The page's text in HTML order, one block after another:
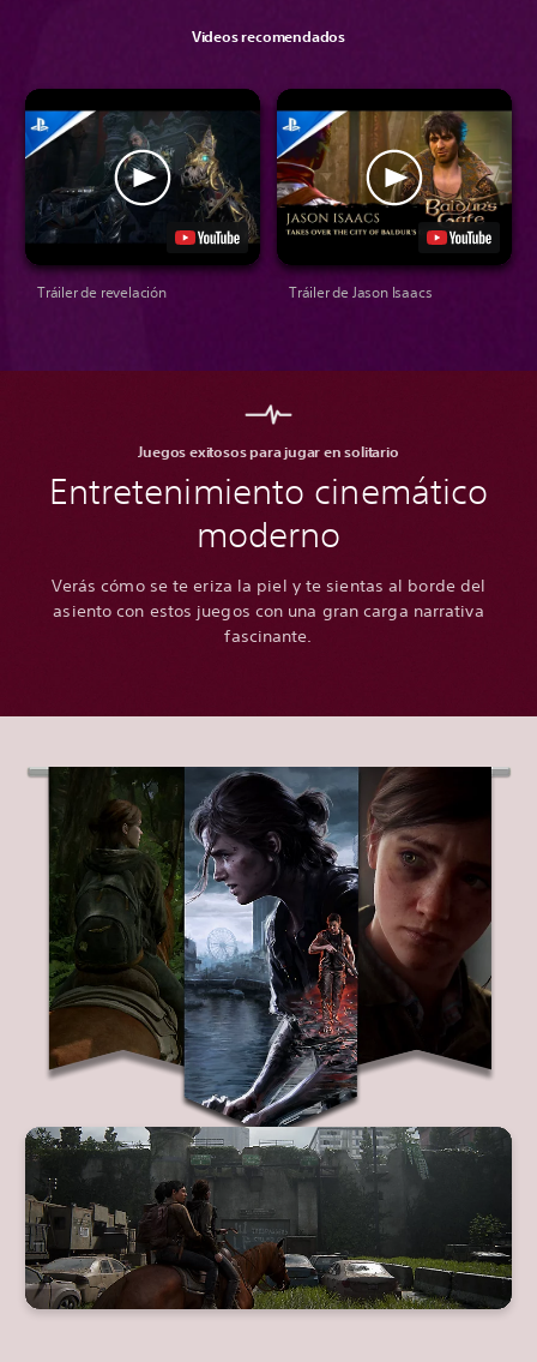
Videos recomendados
Tráiler de revelación Tráiler de Jason Isaacs
Juegos exitosos para jugar en solitario
Entretenimiento cinemático
moderno
Verás cómo se te eriza la piel y te sientas al borde del
asiento con estos juegos con una gran carga narrativa
fascinante.